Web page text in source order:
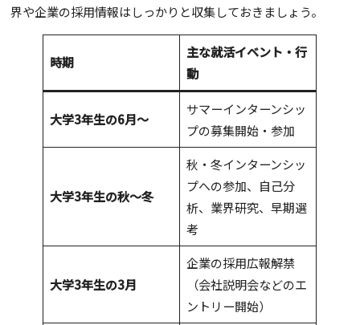
界や企業の採用情報はしっかりと収集しておきましょう。
時期
主な就活イベント・行
動
大学3年生の6月〜
サマーインターンシッ
プの募集開始・参加
大学3年生の秋〜冬
秋・冬インターンシッ
プへの参加、自己分
析、業界研究、早期選
考
大学3年生の3月
企業の採用広報解禁
（会社説明会などのエ
ントリー開始）